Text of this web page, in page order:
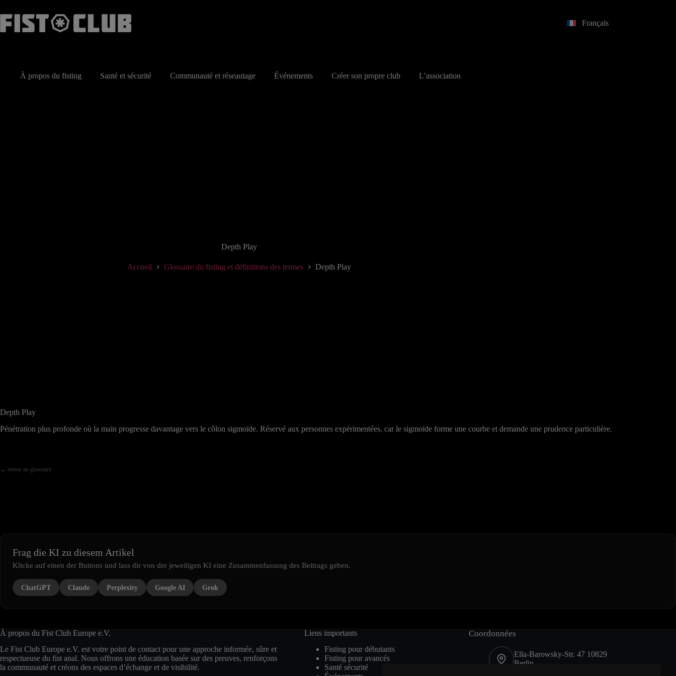
au
contenu
Français
À propos du fisting Santé et sécurité Communauté et réseautage Événements Créer son propre club L’association
Depth Play
Accueil Glossaire du fisting et définitions des termes Depth Play
Depth Play
Pénétration plus profonde où la main progresse davantage vers le côlon sigmoïde. Réservé aux personnes expérimentées, car le sigmoïde forme une courbe et demande une prudence particulière.
← retour au glossaire
Frag die KI zu diesem Artikel
Klicke auf einen der Buttons und lass dir von der jeweiligen KI eine Zusammenfassung des Beitrags geben.
ChatGPT Claude Perplexity Google AI Grok
À propos du Fist Club Europe e.V.
Le Fist Club Europe e.V. est votre point de contact pour une approche informée, sûre et
respectueuse du fist anal. Nous offrons une éducation basée sur des preuves, renforçons
la communauté et créons des espaces d’échange et de visibilité.
Liens importants
Fisting pour débutants
Fisting pour avancés
Santé sécurité
Coordonnées
Ella-Barowsky-Str. 47 10829
Berlin